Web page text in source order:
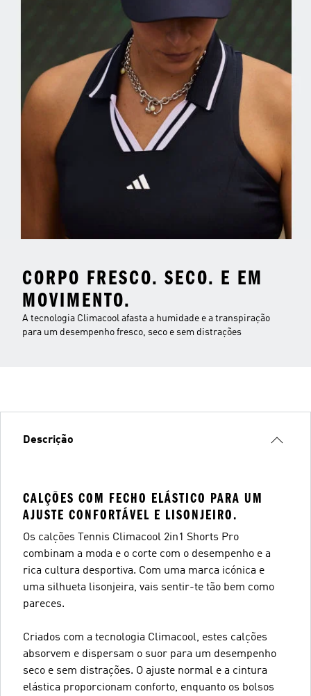
CORPO FRESCO. SECO. E EM
MOVIMENTO.
A tecnologia Climacool afasta a humidade e a transpiração
para um desempenho fresco, seco e sem distrações
Descrição
CALÇÕES COM FECHO ELÁSTICO PARA UM
AJUSTE CONFORTÁVEL E LISONJEIRO.
Os calções Tennis Climacool 2in1 Shorts Pro
combinam a moda e o corte com o desempenho e a
rica cultura desportiva. Com uma marca icónica e
uma silhueta lisonjeira, vais sentir-te tão bem como
pareces.
Criados com a tecnologia Climacool, estes calções
absorvem e dispersam o suor para um desempenho
seco e sem distrações. O ajuste normal e a cintura
elástica proporcionam conforto, enquanto os bolsos